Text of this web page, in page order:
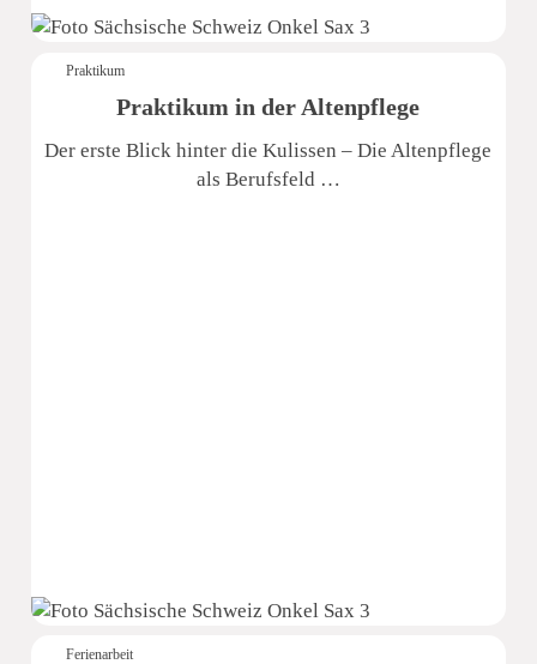
Praktikum
Praktikum in der Altenpflege
Der erste Blick hinter die Kulissen – Die Altenpflege
als Berufsfeld …
Ferienarbeit